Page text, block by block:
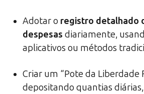
Adotar o registro detalhado
despesas diariamente,
aplicativos ou métodos
Criar um “Pote da Liberdade
depositando quantias